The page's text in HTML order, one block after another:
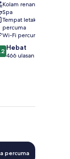
Kolam renang
Spa
Tempat letak kenderaan
percuma
Wi-Fi percuma
Hebat
466 ulasan
percuma